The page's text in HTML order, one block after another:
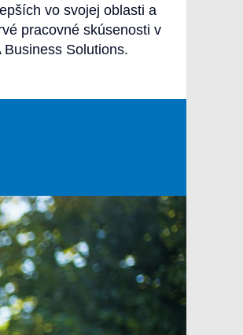
vo svojej oblasti a
pracovné skúsenosti v
Business Solutions.